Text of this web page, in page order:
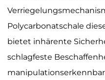
Polycarbonatschale
bietet inhärente
schlagfeste